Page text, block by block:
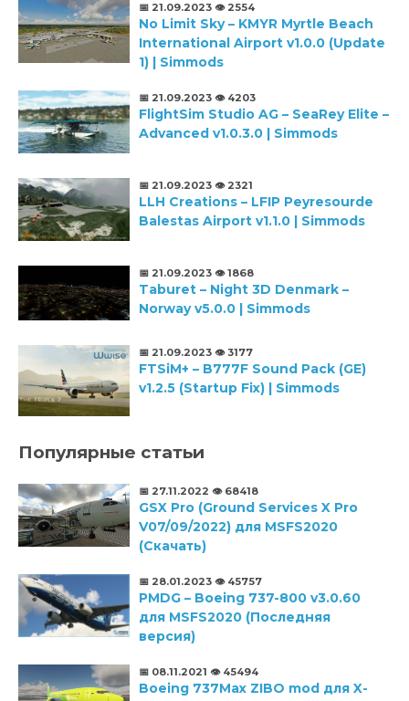
📅 21.09.2023 👁️ 2554
No Limit Sky – KMYR Myrtle Beach
International Airport v1.0.0 (Update
1) | Simmods
📅 21.09.2023 👁️ 4203
FlightSim Studio AG – SeaRey Elite –
Advanced v1.0.3.0 | Simmods
📅 21.09.2023 👁️ 2321
LLH Creations – LFIP Peyresourde
Balestas Airport v1.1.0 | Simmods
📅 21.09.2023 👁️ 1868
Taburet – Night 3D Denmark –
Norway v5.0.0 | Simmods
📅 21.09.2023 👁️ 3177
FTSiM+ – B777F Sound Pack (GE)
v1.2.5 (Startup Fix) | Simmods
Популярные статьи
📅 27.11.2022 👁️ 68418
GSX Pro (Ground Services X Pro
V07/09/2022) для MSFS2020
(Скачать)
📅 28.01.2023 👁️ 45757
PMDG – Boeing 737-800 v3.0.60
для MSFS2020 (Последняя
версия)
📅 08.11.2021 👁️ 45494
Boeing 737Max ZIBO mod для X-